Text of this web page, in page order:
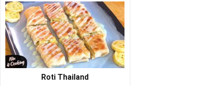
Roti Thailand